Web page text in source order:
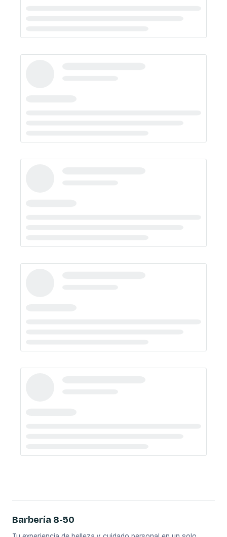
Barbería 8-50